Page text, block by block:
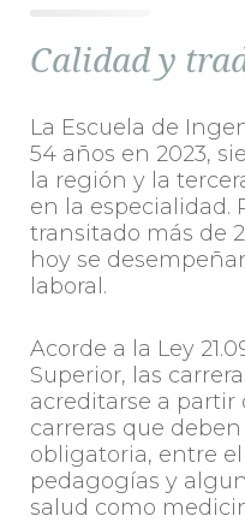
Calidad y
La Escuela de
54 años en 2023,
la región y la
en la especialidad.
transitado más de
hoy se
laboral.
Acorde a la Ley
Superior, las
acreditarse a partir
carreras que
obligatoria, entre el
pedagogías y
salud como